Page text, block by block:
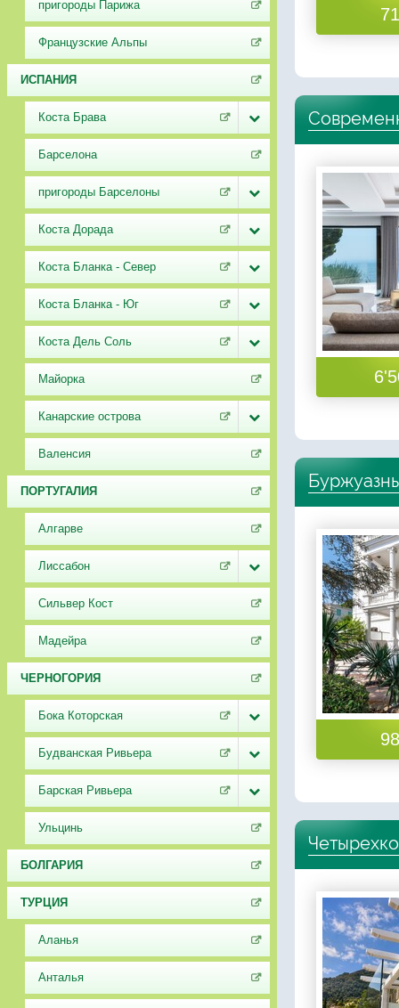
пригороды Парижа
Французские Альпы
ИСПАНИЯ
Коста Брава
Барселона
пригороды Барселоны
Коста Дорада
Коста Бланка - Север
Коста Бланка - Юг
Коста Дель Соль
Майорка
Канарские острова
Валенсия
ПОРТУГАЛИЯ
Алгарве
Лиссабон
Сильвер Кост
Мадейра
ЧЕРНОГОРИЯ
Бока Которская
Будванская Ривьера
Барская Ривьера
Ульцинь
БОЛГАРИЯ
ТУРЦИЯ
Аланья
Анталья